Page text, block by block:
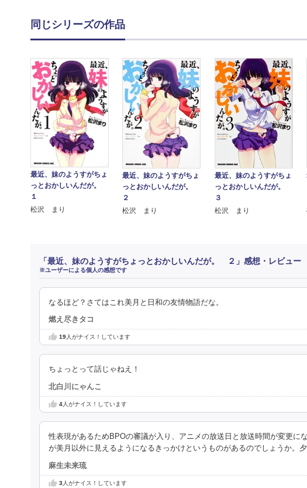
同じシリーズの作品
最近、妹のようすがちょ
っとおかしいんだが。
１
松沢 まり
最近、妹のようすがちょ
っとおかしいんだが。
２
松沢 まり
最近、妹のようすがちょ
っとおかしいんだが。
３
松沢 まり
「最近、妹のようすがちょっとおかしいんだが。 ２」感想・レビュー
※ユーザーによる個人の感想です
なるほど？さてはこれ美月と日和の友情物語だな。
燃え尽きタコ
19人がナイス！しています
ちょっとって話じゃねえ！
北白川にゃんこ
4人がナイス！しています
性表現があるためBPOの審議が入り、アニメの放送日と放送時間が変更
が美月以外に見えるようになるきっかけというものがあるのでしょうか。
麻生未来琉
3人がナイス！しています